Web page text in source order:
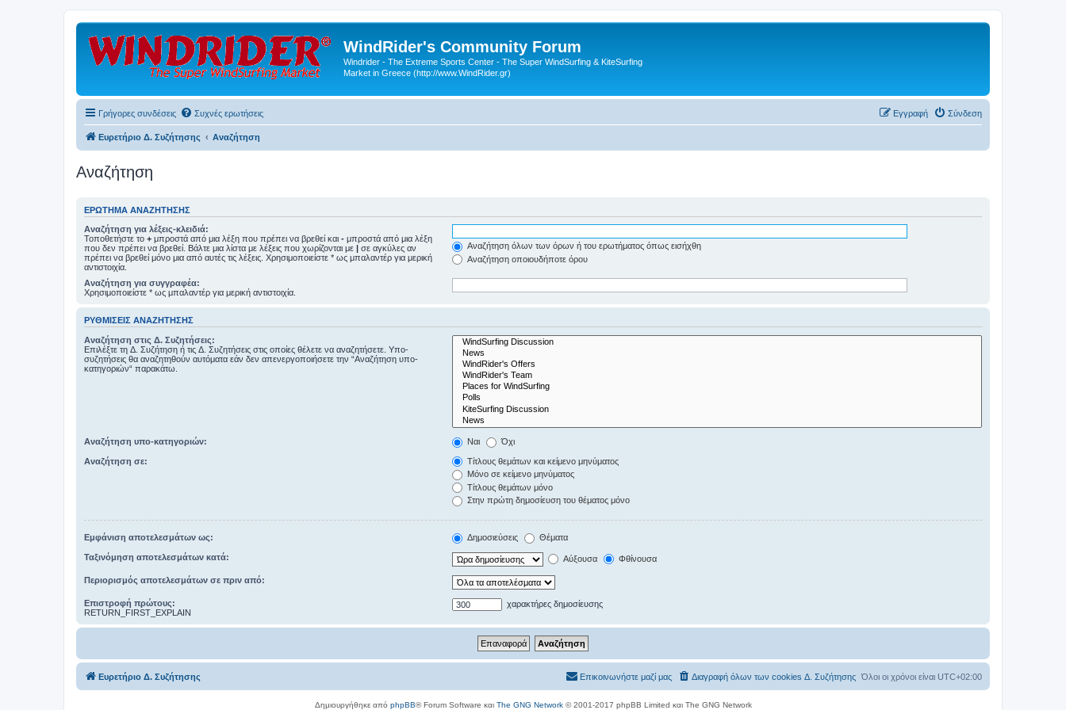
WindRider's Community Forum
Windrider - The Extreme Sports Center - The Super WindSurfing & KiteSurfing
Market in Greece (http://www.WindRider.gr)
Γρήγορες συνδέσεις Συχνές ερωτήσεις Σύνδεση
Εγγραφή
Ευρετήριο Δ. Συζήτησης Αναζήτηση
Αναζήτηση
ΕΡΏΤΗΜΑ ΑΝΑΖΉΤΗΣΗΣ
Αναζήτηση για λέξεις-κλειδιά:
Τοποθετήστε το + μπροστά από μια λέξη που πρέπει να βρεθεί και - μπροστά από μια λέξη
που δεν πρέπει να βρεθεί. Βάλτε μια λίστα με λέξεις που χωρίζονται με | σε αγκύλες αν
πρέπει να βρεθεί μόνο μια από αυτές τις λέξεις. Χρησιμοποιείστε * ως μπαλαντέρ για μερική
αντιστοιχία.
Αναζήτηση όλων των όρων ή του ερωτήματος όπως εισήχθη
Αναζήτηση οποιουδήποτε όρου
Αναζήτηση για συγγραφέα:
Χρησιμοποιείστε * ως μπαλαντέρ για μερική αντιστοιχία.
ΡΥΘΜΊΣΕΙΣ ΑΝΑΖΉΤΗΣΗΣ
Αναζήτηση στις Δ. Συζητήσεις:
Επιλέξτε τη Δ. Συζήτηση ή τις Δ. Συζητήσεις στις οποίες θέλετε να αναζητήσετε. Υπο-
συζητήσεις θα αναζητηθούν αυτόματα εάν δεν απενεργοποιήσετε την “Αναζήτηση υπο-
κατηγοριών“ παρακάτω.
Αναζήτηση υπο-κατηγοριών: Ναι Όχι
Αναζήτηση σε:
Τίτλους θεμάτων και κείμενο μηνύματος
Μόνο σε κείμενο μηνύματος
Τίτλους θεμάτων μόνο
Στην πρώτη δημοσίευση του θέματος μόνο
Εμφάνιση αποτελεσμάτων ως: Δημοσιεύσεις Θέματα
Ταξινόμηση αποτελεσμάτων κατά: Αύξουσα Φθίνουσα
Περιορισμός αποτελεσμάτων σε πριν από:
Επιστροφή πρώτους:
RETURN_FIRST_EXPLAIN
χαρακτήρες δημοσίευσης
Ευρετήριο Δ. Συζήτησης Όλοι οι χρόνοι είναι UTC+02:00
Διαγραφή όλων των cookies Δ. Συζήτησης
Επικοινωνήστε μαζί μας
Δημιουργήθηκε από phpBB® Forum Software και The GNG Network© 2001-2017 phpBB Limited και The GNG Network